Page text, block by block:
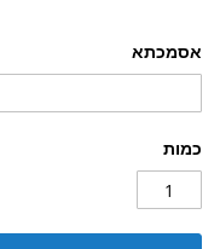
אסמכתא
כמות